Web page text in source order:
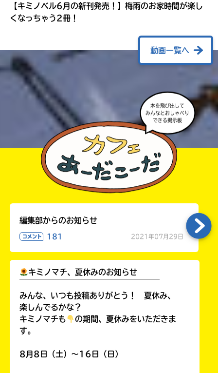
【キミノベル6月の新刊発売！】梅雨のお家時間が楽し
くなっちゃう2冊！
動画一覧へ
本を飛び出して
みんなとおしゃべり
できる掲示板
編集部からのお知らせ
コメント 181 2021年07月29日
キミノマチ、夏休みのお知らせ
みんな、いつも投稿ありがとう！ 夏休み、
楽しんでるかな？
キミノマチも
の期間、夏休みをいただきま
す。
8月8日（土）～16日（日）